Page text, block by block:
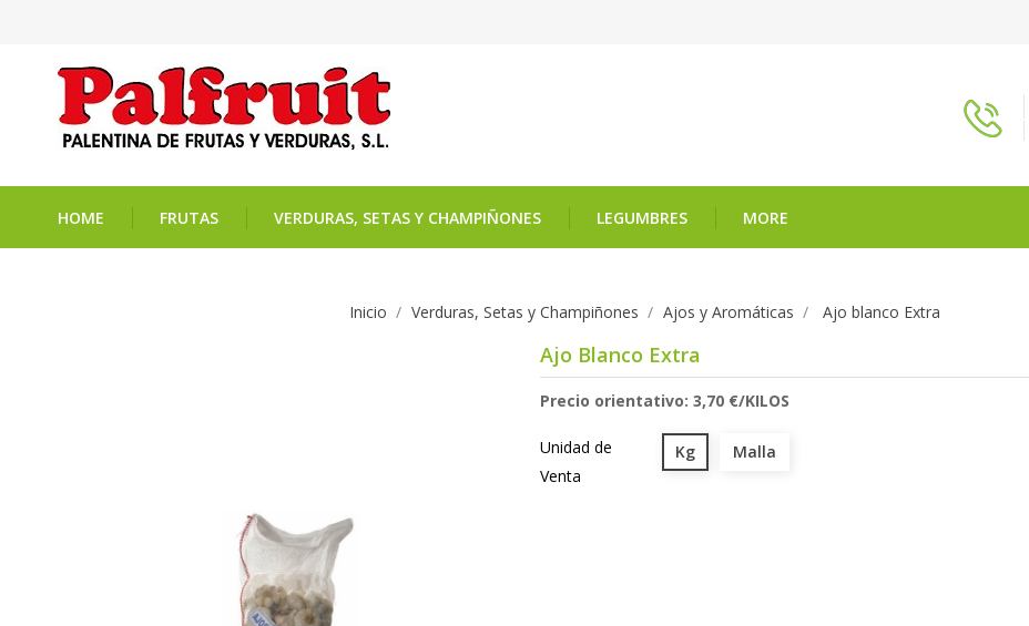
HOME FRUTAS VERDURAS, SETAS Y CHAMPIÑONES LEGUMBRES MORE
Inicio Verduras, Setas y Champiñones Ajos y Aromáticas Ajo blanco Extra
Ajo Blanco Extra
Precio orientativo: 3,70 €/KILOS
Unidad de
Venta
Kg Malla